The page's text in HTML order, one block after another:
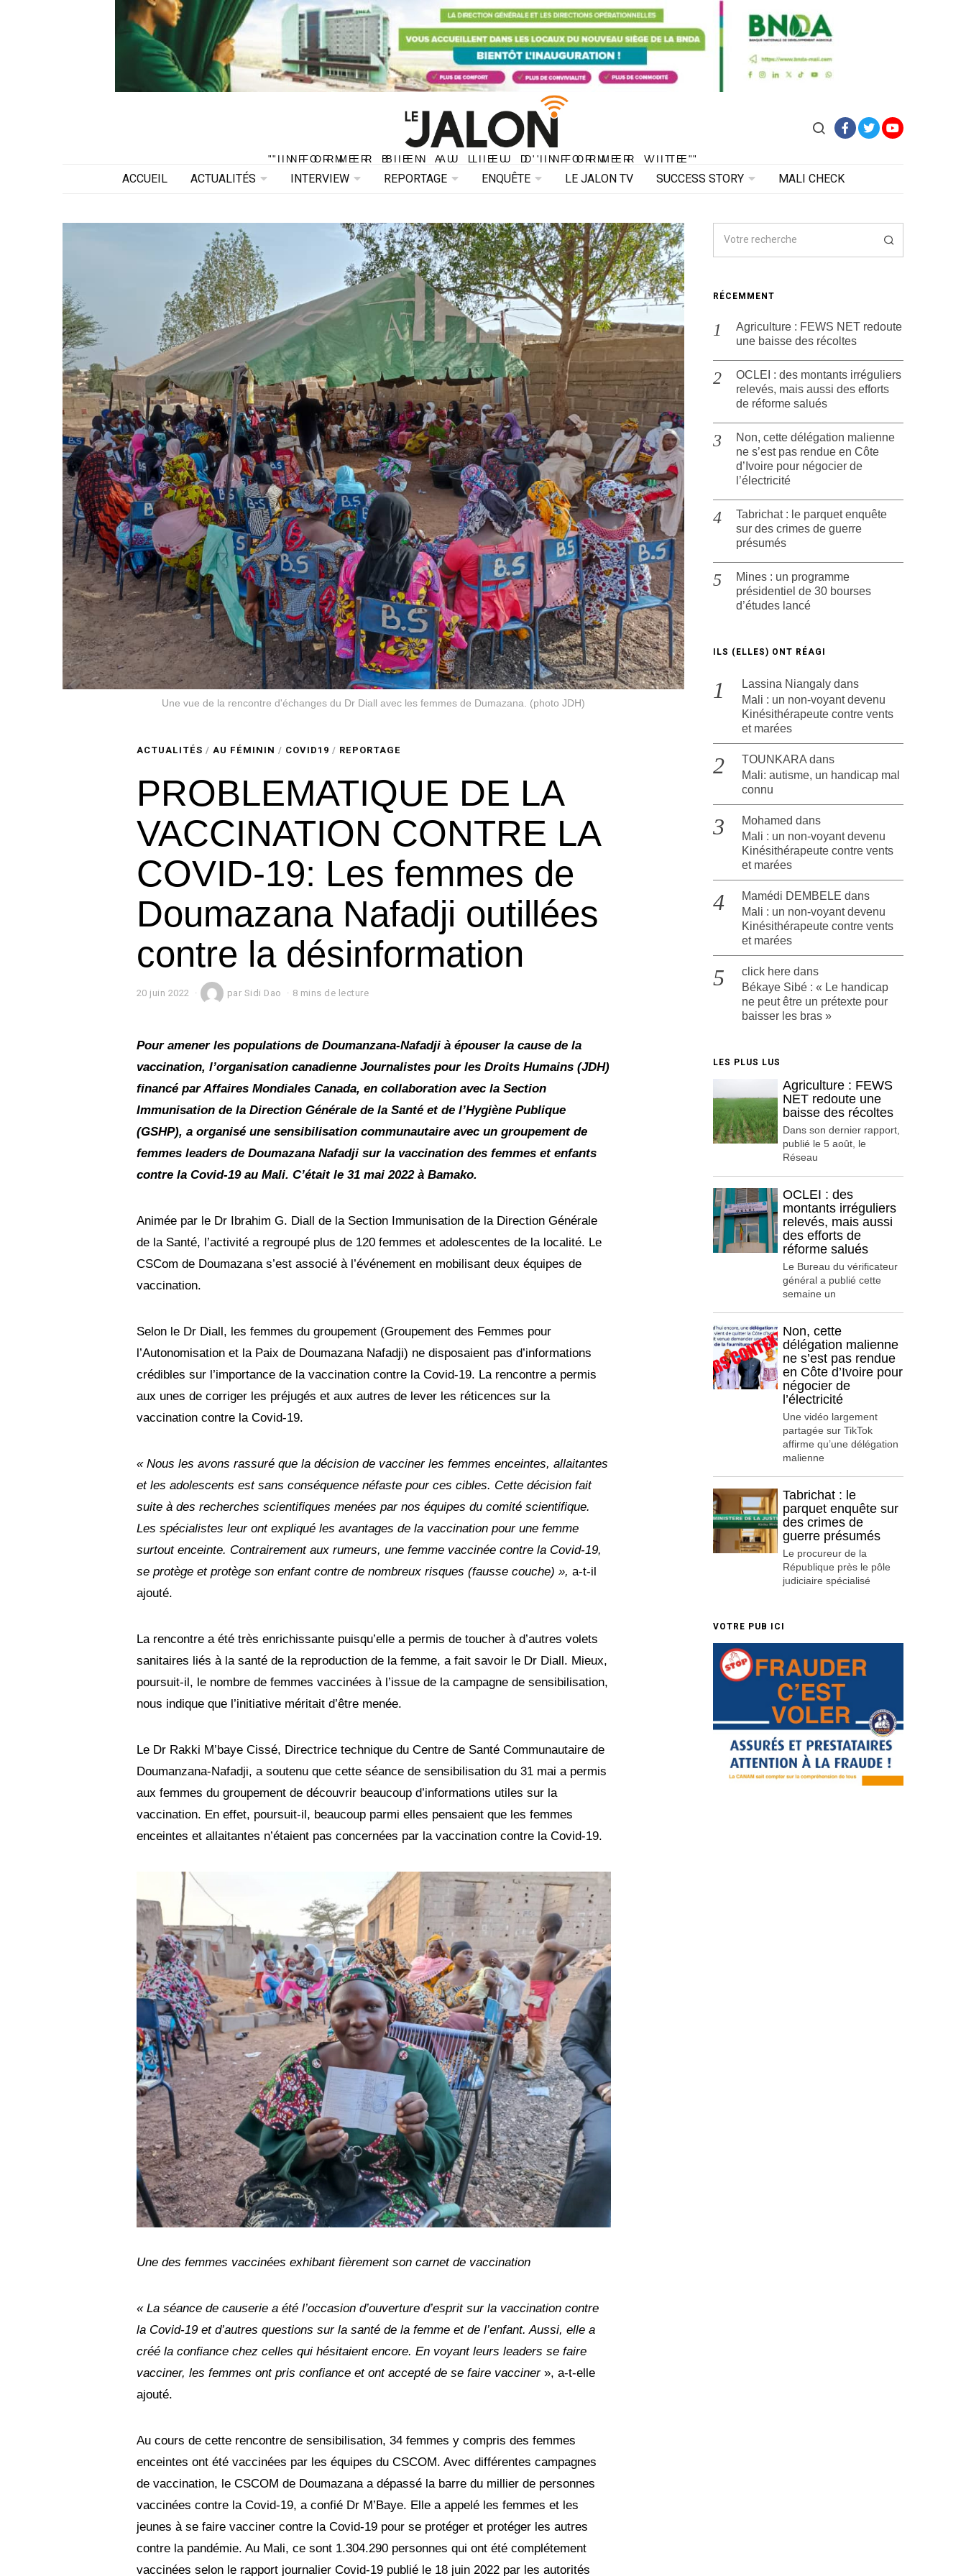
"INFORMER BIEN AU LIEU D'INFORMER VITE"
"INFORMER BIEN AU LIEU D'INFORMER VITE"
ACCUEIL ACTUALITÉS INTERVIEW REPORTAGE ENQUÊTE LE JALON TV SUCCESS STORY MALI CHECK
Une vue de la rencontre d'échanges du Dr Diall avec les femmes de Dumazana. (photo JDH)
ACTUALITÉS / AU FÉMININ / COVID19 / REPORTAGE
PROBLEMATIQUE DE LA
VACCINATION CONTRE LA
COVID-19: Les femmes de
Doumazana Nafadji outillées
contre la désinformation
20 juin 2022
i
2
0
2
2
par Sidi Dao 8 mins de lecture
Pour amener les populations de Doumanzana-Nafadji à épouser la cause de la
vaccination, l’organisation canadienne Journalistes pour les Droits Humains (JDH)
financé par Affaires Mondiales Canada, en collaboration avec la Section
Immunisation de la Direction Générale de la Santé et de l’Hygiène Publique
(GSHP), a organisé une sensibilisation communautaire avec un groupement de
femmes leaders de Doumazana Nafadji sur la vaccination des femmes et enfants
contre la Covid-19 au Mali. C’était le 31 mai 2022 à Bamako.
Animée par le Dr Ibrahim G. Diall de la Section Immunisation de la Direction Générale
de la Santé, l’activité a regroupé plus de 120 femmes et adolescentes de la localité. Le
CSCom de Doumazana s’est associé à l’événement en mobilisant deux équipes de
vaccination.
Selon le Dr Diall, les femmes du groupement (Groupement des Femmes pour
l’Autonomisation et la Paix de Doumazana Nafadji) ne disposaient pas d’informations
crédibles sur l’importance de la vaccination contre la Covid-19. La rencontre a permis
aux unes de corriger les préjugés et aux autres de lever les réticences sur la
vaccination contre la Covid-19.
« Nous les avons rassuré que la décision de vacciner les femmes enceintes, allaitantes
et les adolescents est sans conséquence néfaste pour ces cibles. Cette décision fait
suite à des recherches scientifiques menées par nos équipes du comité scientifique.
Les spécialistes leur ont expliqué les avantages de la vaccination pour une femme
surtout enceinte. Contrairement aux rumeurs, une femme vaccinée contre la Covid-19,
se protège et protège son enfant contre de nombreux risques (fausse couche) », a-t-il
ajouté.
La rencontre a été très enrichissante puisqu’elle a permis de toucher à d’autres volets
sanitaires liés à la santé de la reproduction de la femme, a fait savoir le Dr Diall. Mieux,
poursuit-il, le nombre de femmes vaccinées à l’issue de la campagne de sensibilisation,
nous indique que l’initiative méritait d’être menée.
Le Dr Rakki M’baye Cissé, Directrice technique du Centre de Santé Communautaire de
Doumanzana-Nafadji, a soutenu que cette séance de sensibilisation du 31 mai a permis
aux femmes du groupement de découvrir beaucoup d’informations utiles sur la
vaccination. En effet, poursuit-il, beaucoup parmi elles pensaient que les femmes
enceintes et allaitantes n’étaient pas concernées par la vaccination contre la Covid-19.
Une des femmes vaccinées exhibant fièrement son carnet de vaccination
« La séance de causerie a été l’occasion d’ouverture d’esprit sur la vaccination contre
la Covid-19 et d’autres questions sur la santé de la femme et de l’enfant. Aussi, elle a
créé la confiance chez celles qui hésitaient encore. En voyant leurs leaders se faire
vacciner, les femmes ont pris confiance et ont accepté de se faire vacciner», a-t-elle
ajouté.
Au cours de cette rencontre de sensibilisation, 34 femmes y compris des femmes
enceintes ont été vaccinées par les équipes du CSCOM. Avec différentes campagnes
de vaccination, le CSCOM de Doumazana a dépassé la barre du millier de personnes
vaccinées contre la Covid-19, a confié Dr M’Baye. Elle a appelé les femmes et les
jeunes à se faire vacciner contre la Covid-19 pour se protéger et protéger les autres
contre la pandémie. Au Mali, ce sont 1.304.290 personnes qui ont été complétement
vaccinées selon le rapport journalier Covid-19 publié le 18 juin 2022 par les autorités
RÉCEMMENT
Agriculture : FEWS NET redoute
une baisse des récoltes
OCLEI : des montants irréguliers
relevés, mais aussi des efforts
de réforme salués
Non, cette délégation malienne
ne s’est pas rendue en Côte
d’Ivoire pour négocier de
l’électricité
Tabrichat : le parquet enquête
sur des crimes de guerre
présumés
Mines : un programme
présidentiel de 30 bourses
d’études lancé
ILS (ELLES) ONT RÉAGI
Lassina Niangaly dans
Mali : un non-voyant devenu
Kinésithérapeute contre vents
et marées
TOUNKARA dans
Mali: autisme, un handicap mal
connu
Mohamed dans
Mali : un non-voyant devenu
Kinésithérapeute contre vents
et marées
Mamédi DEMBELE dans
Mali : un non-voyant devenu
Kinésithérapeute contre vents
et marées
click here dans
Békaye Sibé : « Le handicap
ne peut être un prétexte pour
baisser les bras »
LES PLUS LUS
Agriculture : FEWS
NET redoute une
baisse des récoltes
Dans son dernier rapport,
publié le 5 août, le
Réseau
OCLEI : des
montants irréguliers
relevés, mais aussi
des efforts de
réforme salués
Le Bureau du vérificateur
général a publié cette
semaine un
Non, cette
délégation malienne
ne s’est pas rendue
en Côte d’Ivoire pour
négocier de
l’électricité
Une vidéo largement
partagée sur TikTok
affirme qu’une délégation
malienne
Tabrichat : le
parquet enquête sur
des crimes de
guerre présumés
Le procureur de la
République près le pôle
judiciaire spécialisé
VOTRE PUB ICI